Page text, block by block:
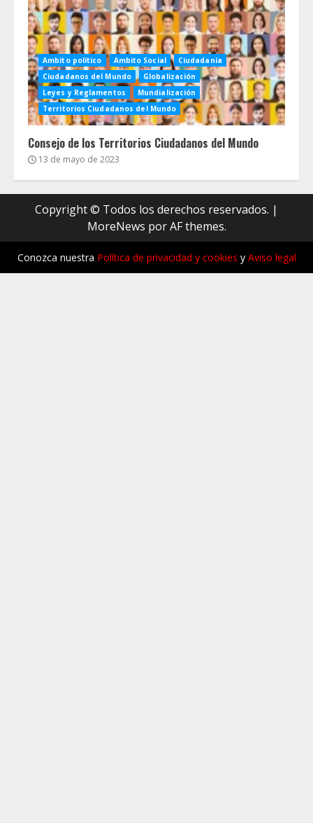
Ambito político Ambito Social
Ciudadanía
Ciudadanos del Mundo
Globalización
Leyes y Reglamentos
Mundialización
Territorios Ciudadanos del Mundo
Consejo de los Territorios Ciudadanos del Mundo
13 de mayo de 2023
Copyright © Todos los derechos reservados. |
MoreNews por AF themes.
Conozca nuestra Política de privacidad y cookies y Aviso legal